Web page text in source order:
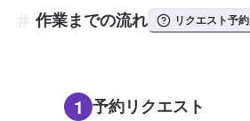
作業までの流れ リクエスト予約
1 予約リクエスト